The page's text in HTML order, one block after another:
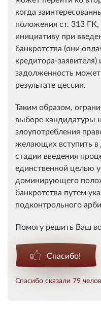
когда з
положения ст. 313 ГК,
инициативу при
банкротства (они
кредитора-заявителя)
задолженность
результате цессии.
Таким образом,
выборе кандидатуры
злоупотребления
желающих вступить в
стадии введения
единственной целью
доминирующего
банкротства путем
подконтрольного
Помогу решить Ваш
Спасибо!
Спасибо сказали 79